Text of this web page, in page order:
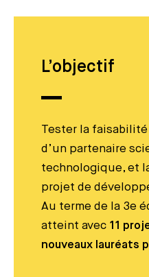
L’objectif
Tester la faisabilité
d’un partenaire
technologique, et
projet de
Au terme de la 3e
atteint avec 11
nouveaux lauréats